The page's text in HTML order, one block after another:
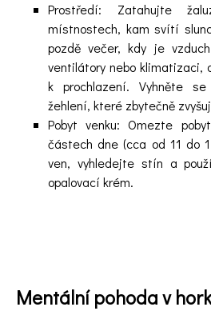
Prostředí: Zatahujte
místnostech, kam svítí
pozdě večer, kdy je
ventilátory nebo klimatizaci,
k prochlazení. Vyhněte
žehlení, které zbytečně
Pobyt venku: Omezte
částech dne (cca od 11 do
ven, vyhledejte stín a
opalovací krém.
Mentální pohoda v